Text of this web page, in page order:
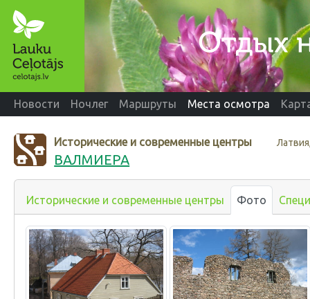
Новости Ночлег Маршруты Места осмотра
Исторические и современные центры
ВАЛМИЕРА
Исторические и современные центры Фото